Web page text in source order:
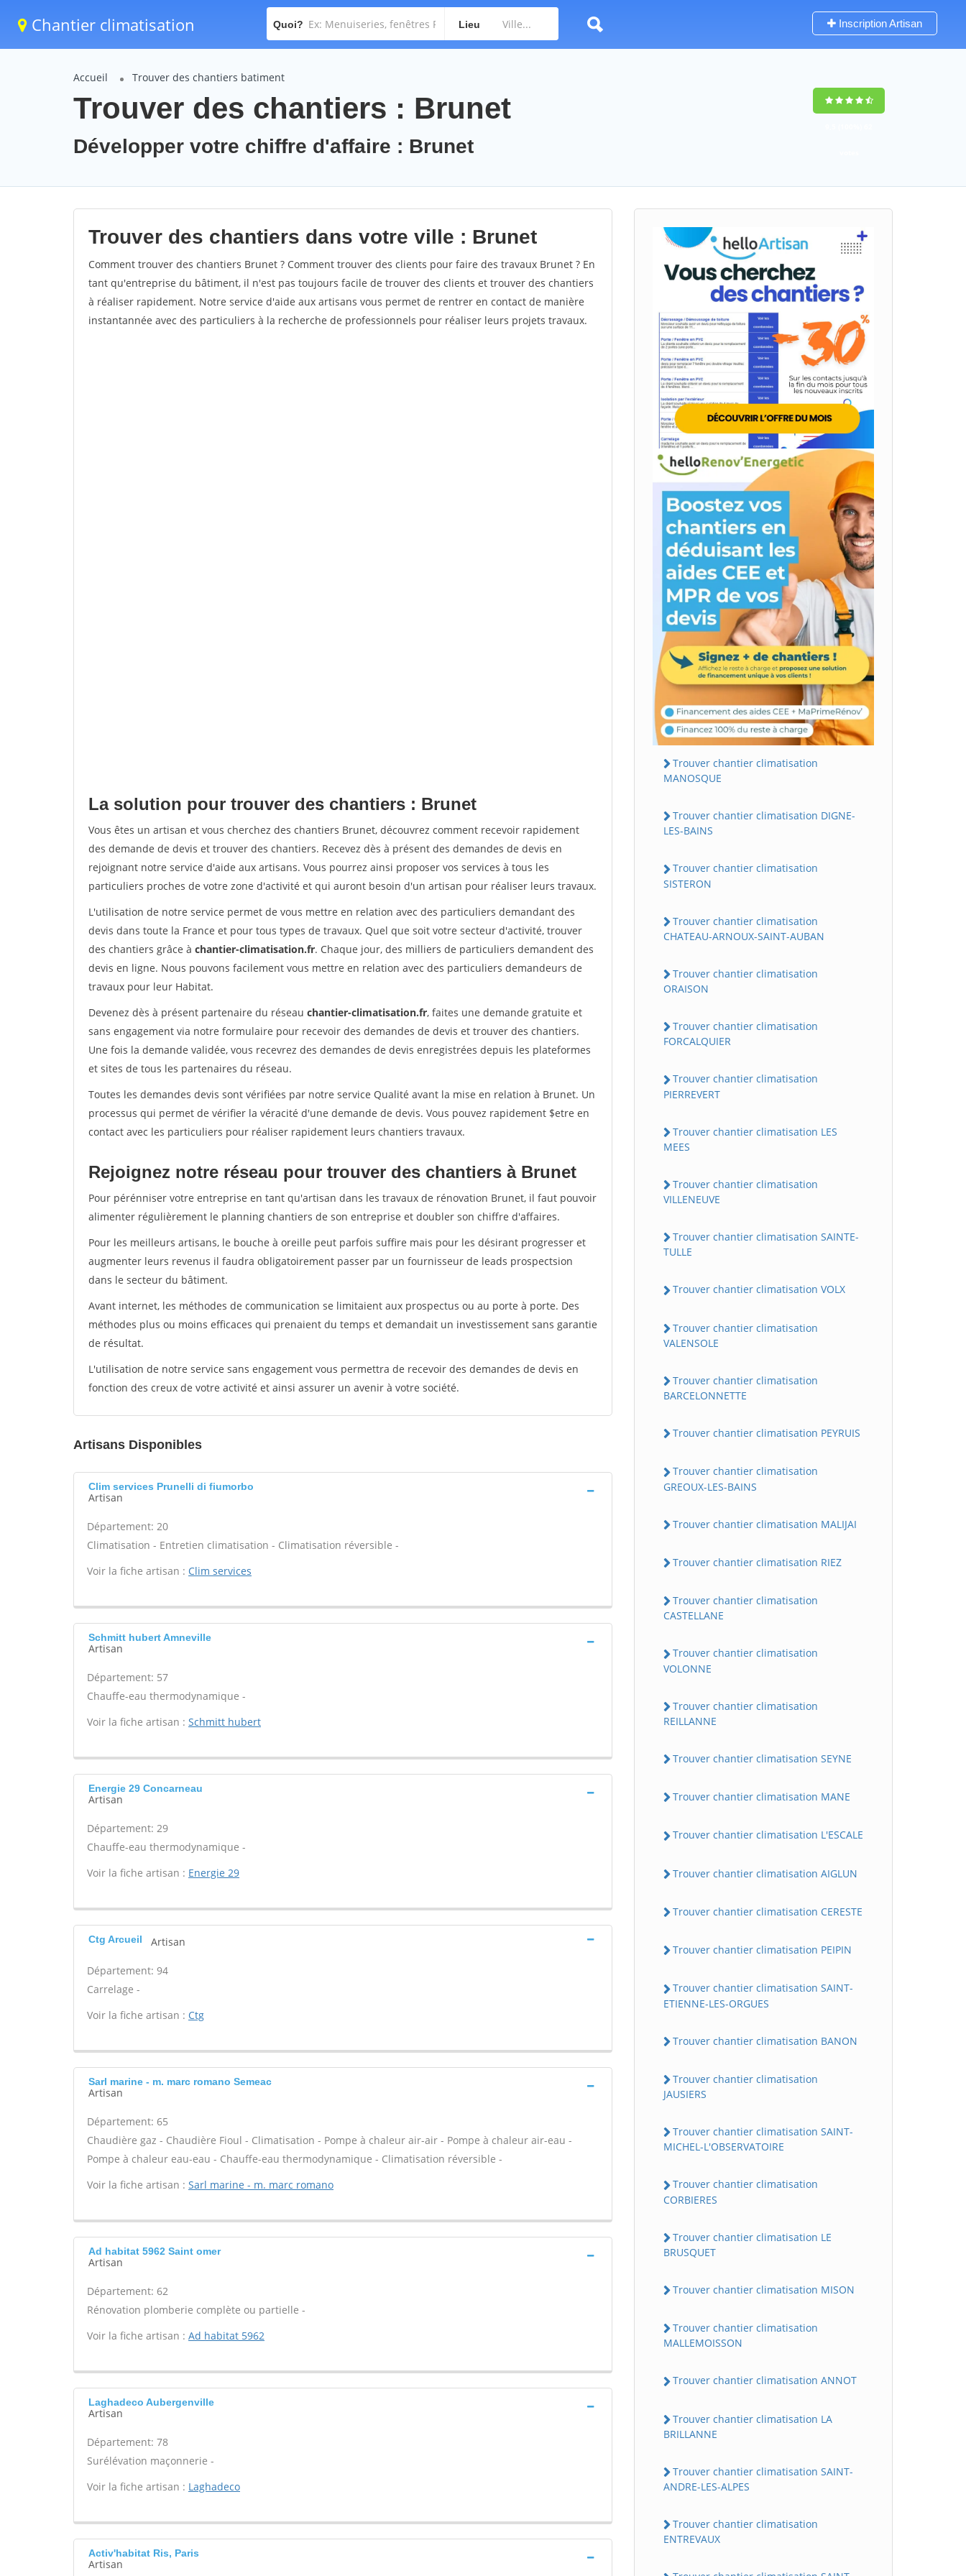
Chantier climatisation Quoi? Lieu Inscription Artisan
Accueil Trouver des chantiers batiment
Trouver des chantiers : Brunet
Développer votre chiffre d'affaire : Brunet
Trouver des chantiers dans votre ville : Brunet
Comment trouver des chantiers Brunet ? Comment trouver des clients pour faire des travaux Brunet ? En
tant qu'entreprise du bâtiment, il n'est pas toujours facile de trouver des clients et trouver des chantiers
à réaliser rapidement. Notre service d'aide aux artisans vous permet de rentrer en contact de manière
instantannée avec des particuliers à la recherche de professionnels pour réaliser leurs projets travaux.
La solution pour trouver des chantiers : Brunet
Vous êtes un artisan et vous cherchez des chantiers Brunet, découvrez comment recevoir rapidement
des demande de devis et trouver des chantiers. Recevez dès à présent des demandes de devis en
rejoignant notre service d'aide aux artisans. Vous pourrez ainsi proposer vos services à tous les
particuliers proches de votre zone d'activité et qui auront besoin d'un artisan pour réaliser leurs travaux.
L'utilisation de notre service permet de vous mettre en relation avec des particuliers demandant des
devis dans toute la France et pour tous types de travaux. Quel que soit votre secteur d'activité, trouver
des chantiers grâce à chantier-climatisation.fr. Chaque jour, des milliers de particuliers demandent des
devis en ligne. Nous pouvons facilement vous mettre en relation avec des particuliers demandeurs de
travaux pour leur Habitat.
Devenez dès à présent partenaire du réseau chantier-climatisation.fr, faites une demande gratuite et
sans engagement via notre formulaire pour recevoir des demandes de devis et trouver des chantiers.
Une fois la demande validée, vous recevrez des demandes de devis enregistrées depuis les plateformes
et sites de tous les partenaires du réseau.
Toutes les demandes devis sont vérifiées par notre service Qualité avant la mise en relation à Brunet. Un
processus qui permet de vérifier la véracité d'une demande de devis. Vous pouvez rapidement $etre en
contact avec les particuliers pour réaliser rapidement leurs chantiers travaux.
Rejoignez notre réseau pour trouver des chantiers à Brunet
Pour pérénniser votre entreprise en tant qu'artisan dans les travaux de rénovation Brunet, il faut pouvoir
alimenter régulièrement le planning chantiers de son entreprise et doubler son chiffre d'affaires.
Pour les meilleurs artisans, le bouche à oreille peut parfois suffire mais pour les désirant progresser et
augmenter leurs revenus il faudra obligatoirement passer par un fournisseur de leads prospectsion
dans le secteur du bâtiment.
Avant internet, les méthodes de communication se limitaient aux prospectus ou au porte à porte. Des
méthodes plus ou moins efficaces qui prenaient du temps et demandait un investissement sans garantie
de résultat.
L'utilisation de notre service sans engagement vous permettra de recevoir des demandes de devis en
fonction des creux de votre activité et ainsi assurer un avenir à votre société.
Artisans Disponibles
Clim services Prunelli di fiumorbo
Artisan
Département: 20
Climatisation - Entretien climatisation - Climatisation réversible -
Voir la fiche artisan : Clim services
Schmitt hubert Amneville
Artisan
Département: 57
Chauffe-eau thermodynamique -
Voir la fiche artisan : Schmitt hubert
Energie 29 Concarneau
Artisan
Département: 29
Chauffe-eau thermodynamique -
Voir la fiche artisan : Energie 29
Ctg Arcueil Artisan
Département: 94
Carrelage -
Voir la fiche artisan : Ctg
Sarl marine - m. marc romano Semeac
Artisan
Département: 65
Chaudière gaz - Chaudière Fioul - Climatisation - Pompe à chaleur air-air - Pompe à chaleur air-eau -
Pompe à chaleur eau-eau - Chauffe-eau thermodynamique - Climatisation réversible -
Voir la fiche artisan : Sarl marine - m. marc romano
Ad habitat 5962 Saint omer
Artisan
Département: 62
Rénovation plomberie complète ou partielle -
Voir la fiche artisan : Ad habitat 5962
Laghadeco Aubergenville
Artisan
Département: 78
Surélévation maçonnerie -
Voir la fiche artisan : Laghadeco
Activ'habitat Ris, Paris
Artisan
Trouver chantier climatisation
MANOSQUE
Trouver chantier climatisation DIGNE-
LES-BAINS
Trouver chantier climatisation
SISTERON
Trouver chantier climatisation
CHATEAU-ARNOUX-SAINT-AUBAN
Trouver chantier climatisation
ORAISON
Trouver chantier climatisation
FORCALQUIER
Trouver chantier climatisation
PIERREVERT
Trouver chantier climatisation LES
MEES
Trouver chantier climatisation
VILLENEUVE
Trouver chantier climatisation SAINTE-
TULLE
Trouver chantier climatisation VOLX
Trouver chantier climatisation
VALENSOLE
Trouver chantier climatisation
BARCELONNETTE
Trouver chantier climatisation PEYRUIS
Trouver chantier climatisation
GREOUX-LES-BAINS
Trouver chantier climatisation MALIJAI
Trouver chantier climatisation RIEZ
Trouver chantier climatisation
CASTELLANE
Trouver chantier climatisation
VOLONNE
Trouver chantier climatisation
REILLANNE
Trouver chantier climatisation SEYNE
Trouver chantier climatisation MANE
Trouver chantier climatisation L'ESCALE
Trouver chantier climatisation AIGLUN
Trouver chantier climatisation CERESTE
Trouver chantier climatisation PEIPIN
Trouver chantier climatisation SAINT-
ETIENNE-LES-ORGUES
Trouver chantier climatisation BANON
Trouver chantier climatisation
JAUSIERS
Trouver chantier climatisation SAINT-
MICHEL-L'OBSERVATOIRE
Trouver chantier climatisation
CORBIERES
Trouver chantier climatisation LE
BRUSQUET
Trouver chantier climatisation MISON
Trouver chantier climatisation
MALLEMOISSON
Trouver chantier climatisation ANNOT
Trouver chantier climatisation LA
BRILLANNE
Trouver chantier climatisation SAINT-
ANDRE-LES-ALPES
Trouver chantier climatisation
ENTREVAUX